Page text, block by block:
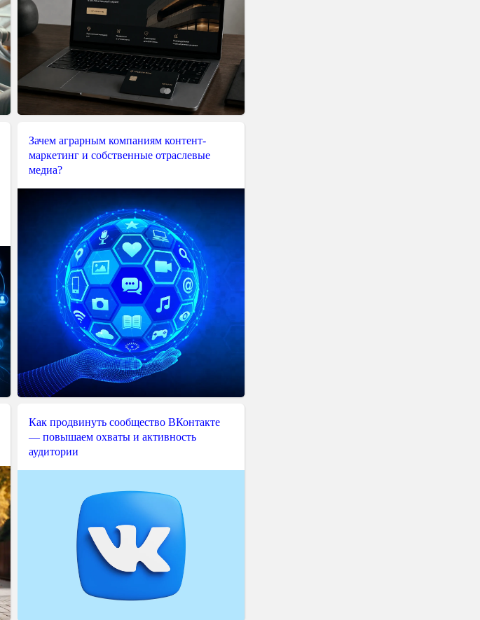
Зачем аграрным компаниям контент-
маркетинг и собственные отраслевые
медиа?
Как продвинуть сообщество ВКонтакте
— повышаем охваты и активность
аудитории